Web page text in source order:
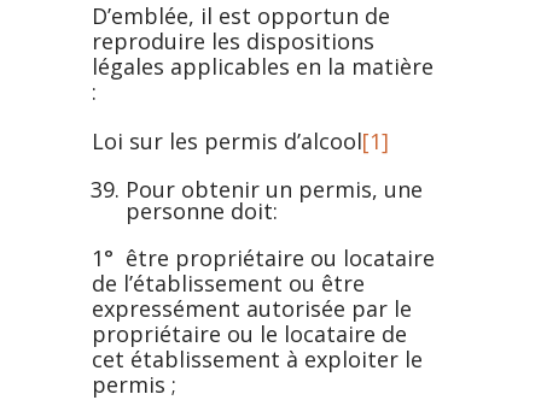
D’emblée, il est opportun de
reproduire les dispositions
légales applicables en la matière
:
Loi sur les permis d’alcool[1]
Pour obtenir un permis, une
personne doit:
1° être propriétaire ou locataire
de l’établissement ou être
expressément autorisée par le
propriétaire ou le locataire de
cet établissement à exploiter le
permis ;